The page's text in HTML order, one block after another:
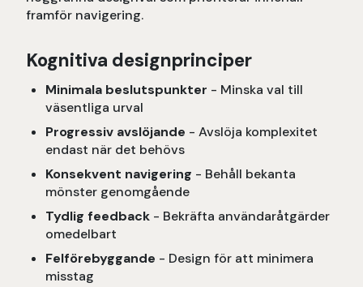
framför navigering.
Kognitiva designprinciper
Minimala beslutspunkter - Minska val till
väsentliga urval
Progressiv avslöjande - Avslöja komplexitet
endast när det behövs
Konsekvent navigering - Behåll bekanta
mönster genomgående
Tydlig feedback - Bekräfta användaråtgärder
omedelbart
Felförebyggande - Design för att minimera
misstag